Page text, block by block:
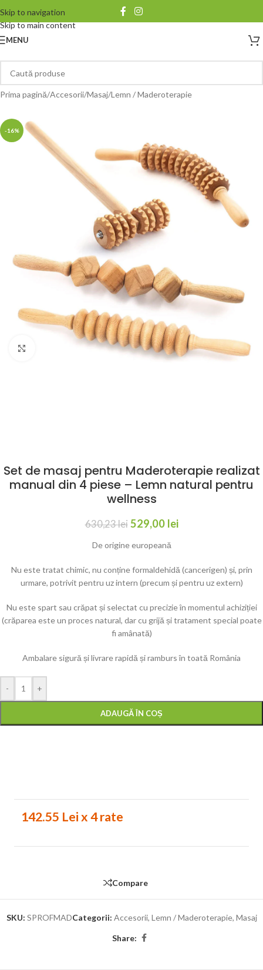
Skip to navigation
Skip to main content
MENU
Prima pagină/Accesorii/Masaj/Lemn / Maderoterapie
-16%
Click to enlarge
Set de masaj pentru Maderoterapie realizat
manual din 4 piese – Lemn natural pentru
wellness
630,23lei 529,00 lei
De origine europeană
Nu este tratat chimic, nu conține formaldehidă (cancerigen) și, prin
urmare, potrivit pentru uz intern (precum și pentru uz extern)
Nu este spart sau crăpat și selectat cu precizie în momentul achiziției
(crăparea este un proces natural, dar cu grijă și tratament special poate
fi amânată)
Ambalare sigură și livrare rapidă și ramburs în toată România
- +
ADAUGĂ ÎN COȘ
142.55 Lei x 4 rate
Compare
SKU: SPROFMADCategorii: Accesorii, Lemn / Maderoterapie, Masaj
Share: